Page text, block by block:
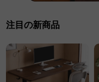
注目の新商品